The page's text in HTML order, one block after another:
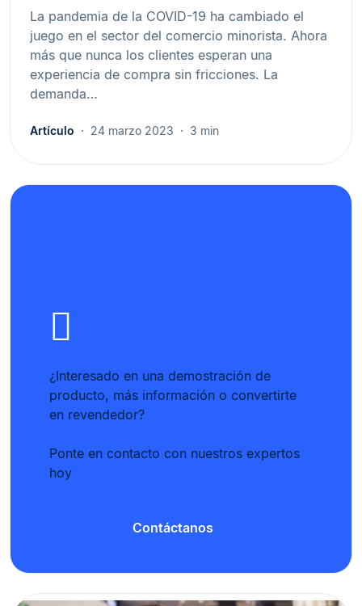
La pandemia de la COVID-19 ha cambiado el
juego en el sector del comercio minorista. Ahora
más que nunca los clientes esperan una
experiencia de compra sin fricciones. La
demanda…
Artículo 24 marzo 2023 3 min
¿Interesado en una demostración de
producto, más información o convertirte
en revendedor?
Ponte en contacto con nuestros expertos
hoy
Contáctanos